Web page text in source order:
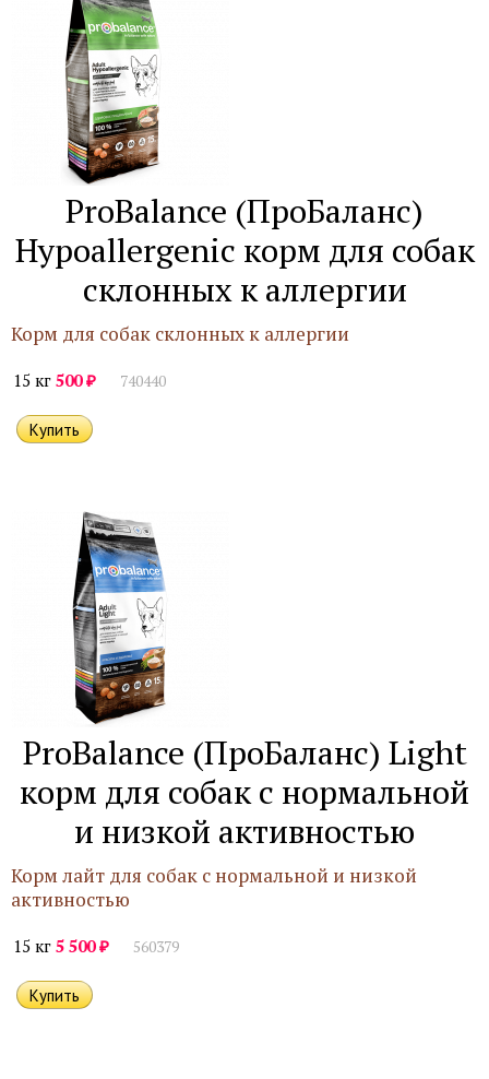
ProBalance (ПроБаланс)
Hypoallergenic корм для собак
склонных к аллергии
Корм для собак склонных к аллергии
15 кг 500₽ 740440
ProBalance (ПроБаланс) Light
корм для собак с нормальной
и низкой активностью
Корм лайт для собак с нормальной и низкой
активностью
15 кг 5 500₽ 560379